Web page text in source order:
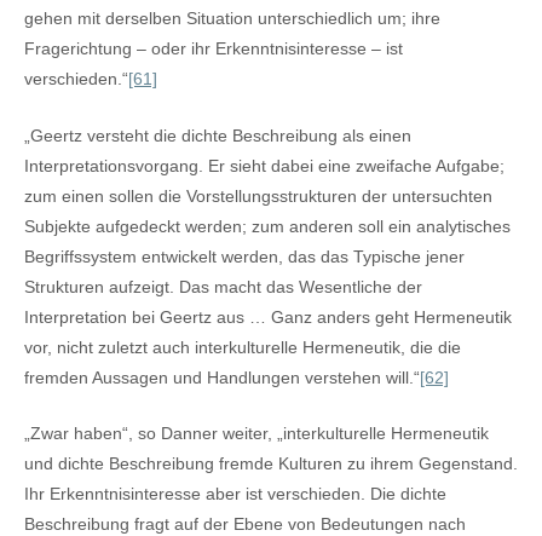
gehen mit derselben Situation unterschiedlich um; ihre
Fragerichtung – oder ihr Erkenntnisinteresse – ist
verschieden.“[61]
„Geertz versteht die dichte Beschreibung als einen
Interpretationsvorgang. Er sieht dabei eine zweifache Aufgabe;
zum einen sollen die Vorstellungsstrukturen der untersuchten
Subjekte aufgedeckt werden; zum anderen soll ein analytisches
Begriffssystem entwickelt werden, das das Typische jener
Strukturen aufzeigt. Das macht das Wesentliche der
Interpretation bei Geertz aus … Ganz anders geht Hermeneutik
vor, nicht zuletzt auch interkulturelle Hermeneutik, die die
fremden Aussagen und Handlungen verstehen will.“[62]
„Zwar haben“, so Danner weiter, „interkulturelle Hermeneutik
und dichte Beschreibung fremde Kulturen zu ihrem Gegenstand.
Ihr Erkenntnisinteresse aber ist verschieden. Die dichte
Beschreibung fragt auf der Ebene von Bedeutungen nach